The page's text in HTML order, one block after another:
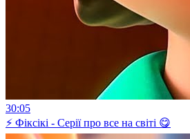
30:05
⚡ Фіксікі - Серії про все на світі 😋